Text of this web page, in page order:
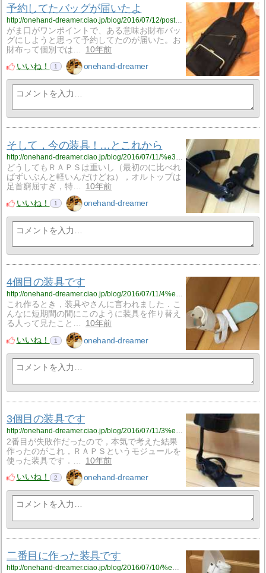
予約してたバッグが届いたよ
http://onehand-dreamer.ciao.jp/blog/2016/07/12/post-236/
がま口がワンポイントで、ある意味お財布バッ
グにしようと思って予約してたのが届いた。お
財布って個別では…
10年前
いいね！
1 onehand-dreamer
そして，今の装具！…とこれから
http://onehand-dreamer.ciao.jp/blog/2016/07/11/%e3%81%9d%e3%81%97%e3%81%a6%ef%bc%8c%e4%bb%8a%e3%81%ae%e8%a3%85%e5%85%b7%ef%bc%81-%e3%81%a8%e3%81%93%e3%82%8c%e3%81%8b%e3%82%89/
どうしてもＲＡＰＳは重いし（最初のに比べれ
ばずいぶんと軽いんだけどね），オルトップは
足首窮屈すぎ，特…
10年前
いいね！
1 onehand-dreamer
4個目の装具です
http://onehand-dreamer.ciao.jp/blog/2016/07/11/4%e5%80%8b%e7%9b%ae%e3%81%ae%e8%a3%85%e5%85%b7%e3%81%a7%e3%81%99/
これ作るとき，装具やさんに言われました．こ
んなに短期間の間にこのように装具を作り替え
る人って見たこと…
10年前
いいね！
1 onehand-dreamer
3個目の装具です
http://onehand-dreamer.ciao.jp/blog/2016/07/11/3%e5%80%8b%e7%9b%ae%e3%81%ae%e8%a3%85%e5%85%b7%e3%81%a7%e3%81%99/
2番目が失敗作だったので，本気で考えた結果
作ったのがこれ，ＲＡＰＳというモジュールを
使った装具です．…
10年前
いいね！
2 onehand-dreamer
二番目に作った装具です
http://onehand-dreamer.ciao.jp/blog/2016/07/10/%e4%ba%8c%e7%95%aa%e7%9b%ae%e3%81%ab%e4%bd%9c%e3%81%a3%e3%81%9f%e8%a3%85%e5%85%b7%e3%81%a7%e3%81%99/